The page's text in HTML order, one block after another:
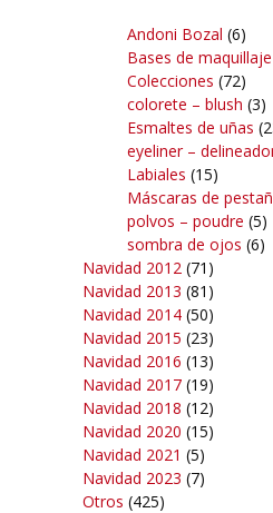
Andoni Bozal (6)
Bases de maquillaje
Colecciones (72)
colorete – blush (3)
Esmaltes de uñas
eyeliner –
Labiales (15)
Máscaras de
polvos – poudre (5)
sombra de ojos (6)
Navidad 2012 (71)
Navidad 2013 (81)
Navidad 2014 (50)
Navidad 2015 (23)
Navidad 2016 (13)
Navidad 2017 (19)
Navidad 2018 (12)
Navidad 2020 (15)
Navidad 2021 (5)
Navidad 2023 (7)
Otros (425)